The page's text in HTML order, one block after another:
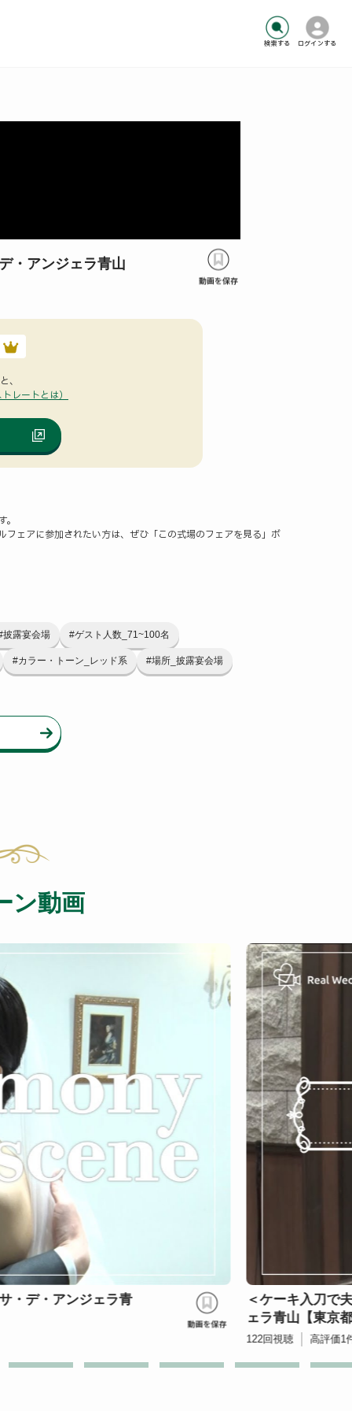
検索する ログインする
・アンジェラ青山
、
レートとは）
ェアに参加されたい方は、ぜひ「この式場のフェアを見る」ボ
披露宴会場 #ゲスト人数_71~100名
#カラー・トーン_レッド系 #場所_披露宴会場
ン動画
＞カサ・デ・アンジ
＜感動のファミ
（ファミリーミ
779回視聴